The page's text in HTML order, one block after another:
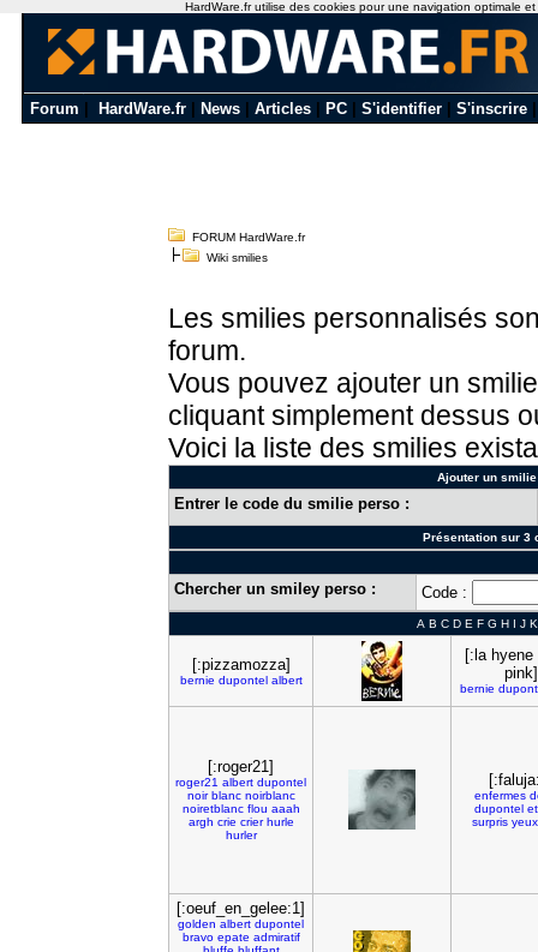
Forum HardWare.fr News Articles PC S'identifier S'inscrire
FORUM HardWare.fr
Wiki smilies
Les smilies personnalisés
forum.
Vous pouvez ajouter un
cliquant simplement dessus
Voici la liste des smilies
Ajouter un
Entrer le code du smilie perso :
Présentation sur 3
Chercher un smiley perso : Code :
A B C D E F G H I J K
[:pizzamozza]
bernie dupontel albert
[:la hyene
pink]
bernie
[:roger21]
roger21 albert dupontel
noir blanc noirblanc
noiretblanc flou aaah
argh crie crier hurle
hurler
enfermes
dupontel
surpris yeux
[:oeuf_en_gelee:1]
golden albert dupontel
bravo epate admiratif
HardWare.fr utilise des cookies pour une navigation optimale